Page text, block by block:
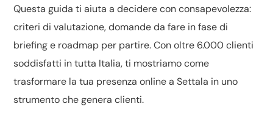
Questa guida ti aiuta a decidere con consapevolezza:
criteri di valutazione, domande da fare in fase di
briefing e roadmap per partire. Con oltre 6.000 clienti
soddisfatti in tutta Italia, ti mostriamo come
trasformare la tua presenza online a Settala in uno
strumento che genera clienti.